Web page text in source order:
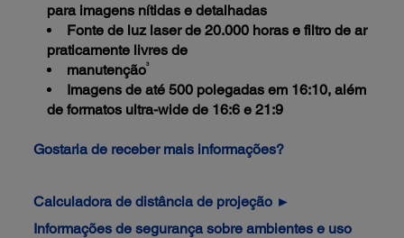
para imagens nítidas e detalhadas
Fonte de luz laser de 20.000 horas e filtro de ar
praticamente livres de
manutenção3
Imagens de até 500 polegadas em 16:10, além
de formatos ultra-wide de 16:6 e 21:9
Gostaria de receber mais informações?
Calculadora de distância de projeção ►
Informações de segurança sobre ambientes e uso